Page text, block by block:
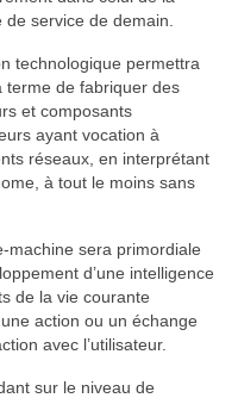
de service de demain.
technologique permettra
terme de fabriquer des
et composants
ayant vocation à
réseaux, en interprétant
à tout le moins sans
machine sera primordiale
d’une intelligence
de la vie courante
action ou un échange
avec l’utilisateur.
sur le niveau de